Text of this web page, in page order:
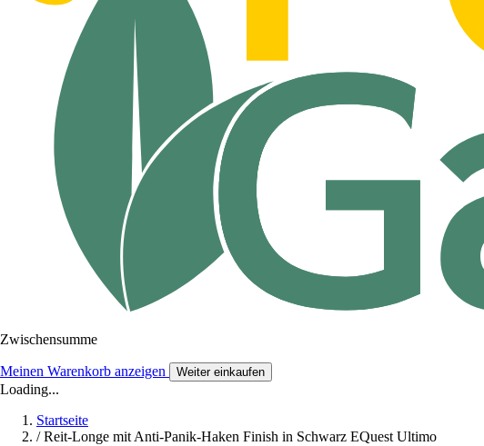
Zwischensumme
Meinen Warenkorb anzeigen Weiter einkaufen
Loading...
Startseite
/ Reit-Longe mit Anti-Panik-Haken Finish in Schwarz EQuest Ultimo